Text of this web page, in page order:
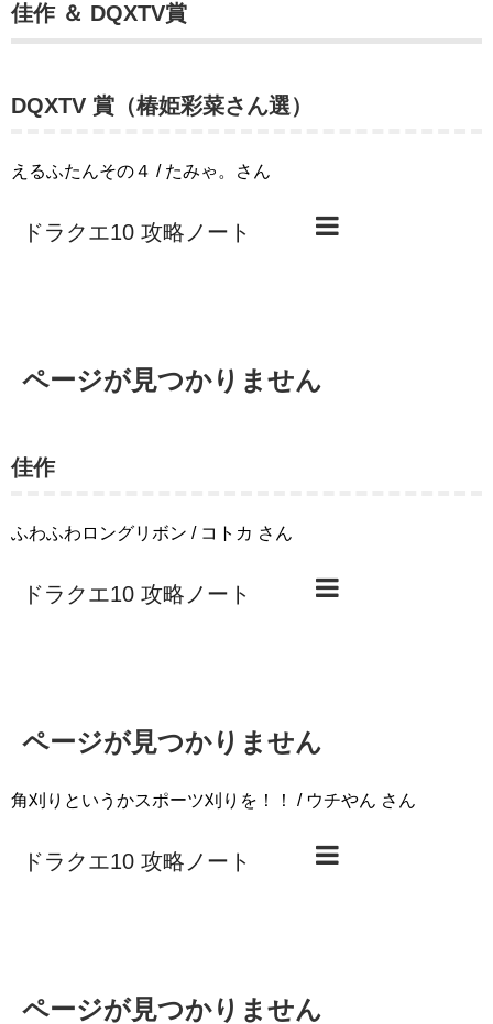
佳作 ＆ DQXTV賞
DQXTV 賞（椿姫彩菜さん選）
えるふたんその４ / たみゃ。さん
佳作
ふわふわロングリボン / コトカ さん
角刈りというかスポーツ刈りを！！ / ウチやん さん